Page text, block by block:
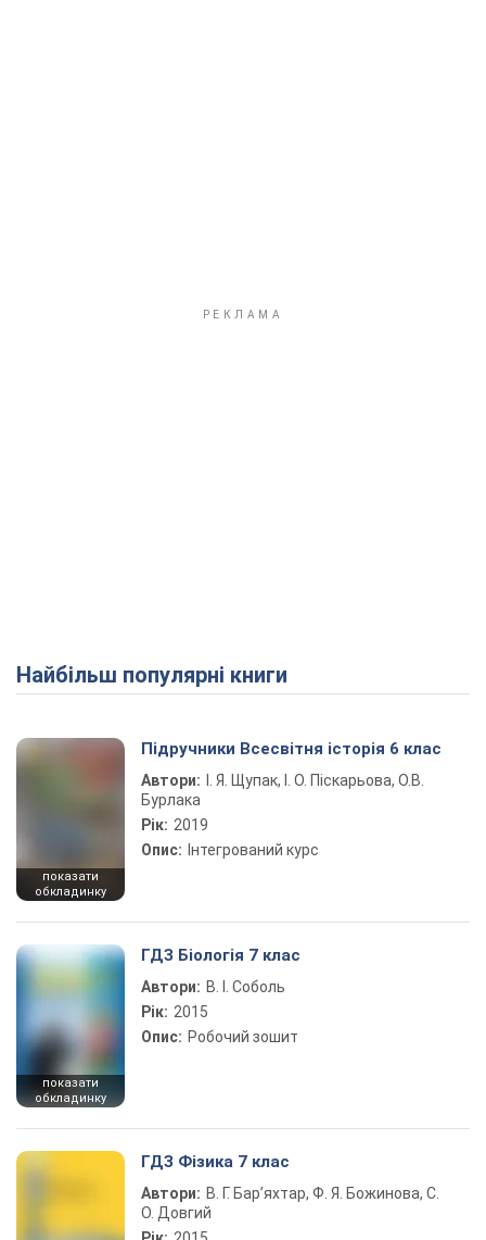
Найбільш популярні книги
показати
обкладинку
Підручники Всесвітня історія 6 клас
Автори:
І. Я. Щупак, І. О. Піскарьова, О.В.
Бурлака
Рік: 2019
Опис: Інтегрований курс
показати
обкладинку
ГДЗ Біологія 7 клас
Автори: В. І. Соболь
Рік: 2015
Опис: Робочий зошит
ГДЗ Фізика 7 клас
Автори: В. Г. Бар’яхтар, Ф. Я. Божинова, С.
О. Довгий